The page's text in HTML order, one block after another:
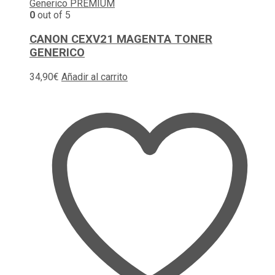
0 out of 5
CANON CEXV21 MAGENTA TONER
GENERICO
34,90€ Añadir al carrito